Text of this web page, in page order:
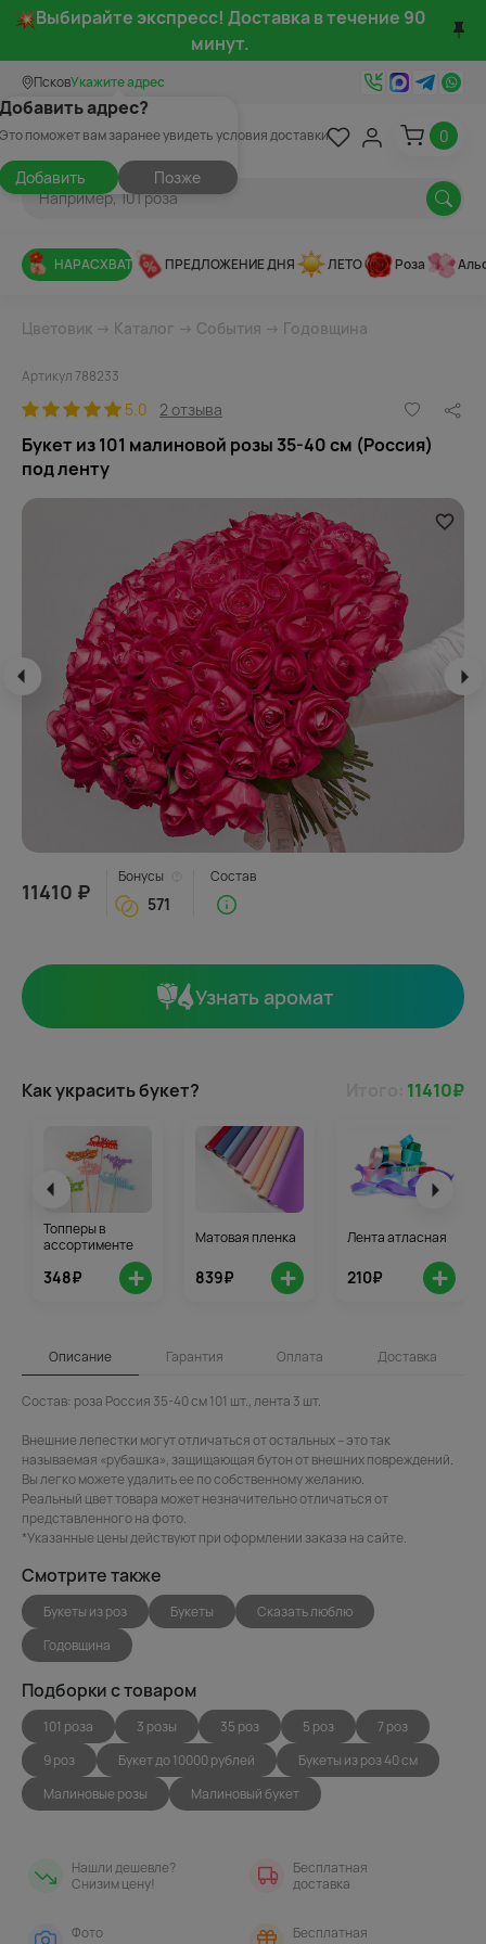
Выбирайте экспресс! Доставка в течение 90
минут.
ПсковУкажите адрес
адрес?
поможет вам заранее увидеть условия доставки
Добавить Позже
0
НАРАСХВАТ ПРЕДЛОЖЕНИЕ ДНЯ ЛЕТО Роза
Цветовик → Каталог → События → Годовщина
Артикул 788233
5.0 2 отзыва
Букет из 101 малиновой розы 35-40 см (Россия)
под ленту
11410 ₽
Бонусы
571
Состав
Узнать аромат
Как украсить букет? 11410₽
Топперы в
ассортименте
348₽ +
Матовая пленка
839₽ +
Лента атласная
210₽ +
Описание Гарантия Оплата Доставка
Состав: роза Россия 35-40 см 101 шт., лента 3 шт.
Внешние лепестки могут отличаться от остальных – это так
называемая «рубашка», защищающая бутон от внешних повреждений.
Вы легко можете удалить ее по собственному желанию.
Реальный цвет товара может незначительно отличаться от
представленного на фото.
*Указанные цены действуют при оформлении заказа на сайте.
Смотрите также
Букеты из роз Букеты
Сказать люблю
Годовщина
Подборки с товаром
101 роза 3 розы 35 роз 5 роз
7 роз
9 роз
Букет до 10000 рублей
Букеты из роз 40 см
Малиновые розы
Малиновый букет
Нашли дешевле?
Снизим цену!
Бесплатная
доставка
Фото
Бесплатная